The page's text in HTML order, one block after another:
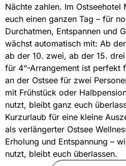
Nächte zahlen. Im
euch einen ganzen Tag – für
Durchatmen, Entspannen und
wächst automatisch mit: Ab
ab der 10. zwei, ab der 15.
für 4“-Arrangement ist perfekt
an der Ostsee für zwei
mit Frühstück oder
nutzt, bleibt ganz euch
Kurzurlaub für eine kleine
als verlängerter Ostsee
Erholung und Entspannung –
nutzt, bleibt euch überlassen.